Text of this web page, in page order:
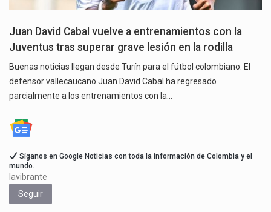
Juan David Cabal vuelve a entrenamientos con la
Juventus tras superar grave lesión en la rodilla
Buenas noticias llegan desde Turín para el fútbol colombiano. El
defensor vallecaucano Juan David Cabal ha regresado
parcialmente a los entrenamientos con la…
Síganos en Google Noticias con toda la información de Colombia y el
mundo.
lavibrante
Seguir